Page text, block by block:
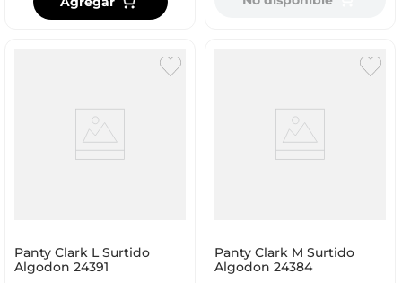
Panty Clark L Surtido
Algodon 24391
Panty Clark M Surtido
Algodon 24384